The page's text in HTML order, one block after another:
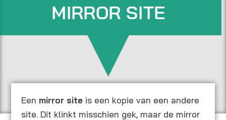
MIRROR SITE
Een mirror site is een kopie van een andere
site. Dit klinkt misschien gek, maar de mirror